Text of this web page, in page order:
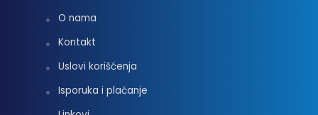
O nama
Kontakt
Uslovi korišćenja
Isporuka i plaćanje